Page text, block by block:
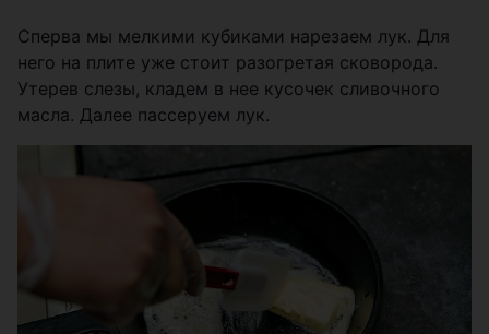
Сперва мы мелкими кубиками нарезаем лук. Для
него на плите уже стоит разогретая сковорода.
Утерев слезы, кладем в нее кусочек сливочного
масла. Далее пассеруем лук.